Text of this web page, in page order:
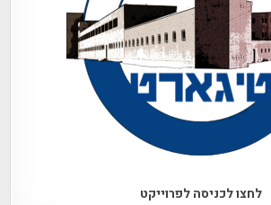
לחצו לכניסה לפרוייקט